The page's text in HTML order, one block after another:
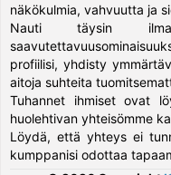
näkökulmia, vahvuutta ja
Nauti täysin
profiilisi, yhdisty
aitoja suhteita
Tuhannet ihmiset ovat
huolehtivan yhteisömme
Löydä, että yhteys ei
kumppanisi odottaa